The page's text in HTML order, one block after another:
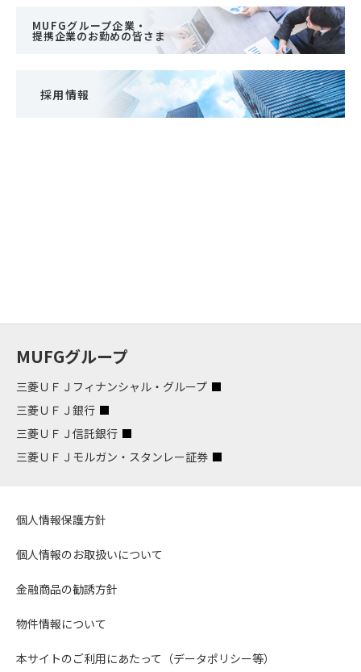
MUFGグループ企業・
提携企業のお勤めの皆さま
採用情報
MUFGグループ
三菱ＵＦＪフィナンシャル・グループ
三菱ＵＦＪ銀行
三菱ＵＦＪ信託銀行
三菱ＵＦＪモルガン・スタンレー証券
個人情報保護方針
個人情報のお取扱いについて
金融商品の勧誘方針
物件情報について
本サイトのご利用にあたって（データポリシー等）